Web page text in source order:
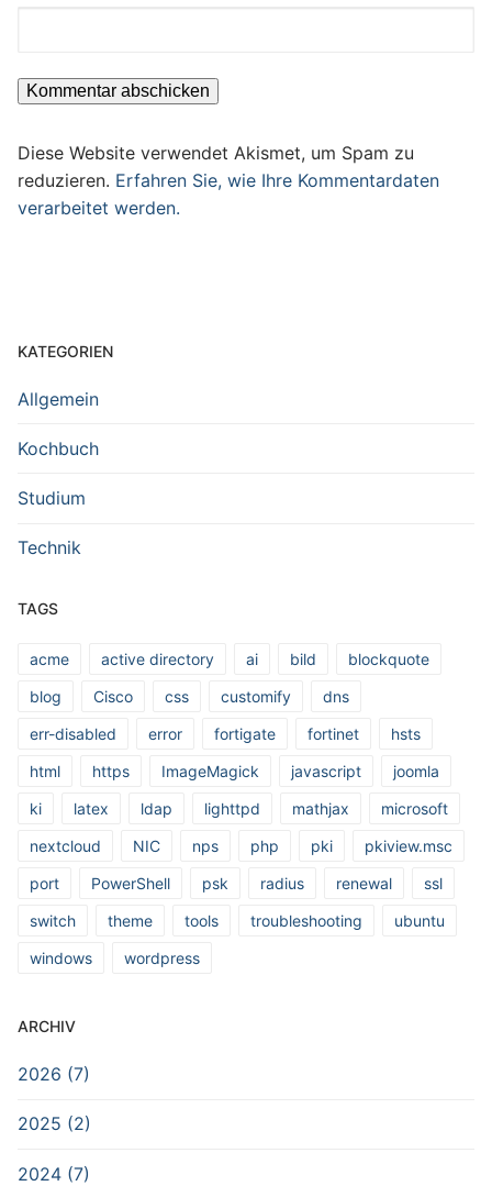
Diese Website verwendet Akismet, um Spam zu
reduzieren. Erfahren Sie, wie Ihre Kommentardaten
verarbeitet werden.
KATEGORIEN
Allgemein
Kochbuch
Studium
Technik
TAGS
acme active directory ai bild
blockquote
blog
Cisco css customify
dns
err-disabled
error fortigate fortinet
hsts
html
https ImageMagick javascript
joomla
ki
latex ldap lighttpd mathjax
microsoft
nextcloud
NIC nps php pki
pkiview.msc
port
PowerShell psk radius renewal
ssl
switch
theme tools troubleshooting
ubuntu
windows
wordpress
ARCHIV
2026 (7)
2025 (2)
2024 (7)